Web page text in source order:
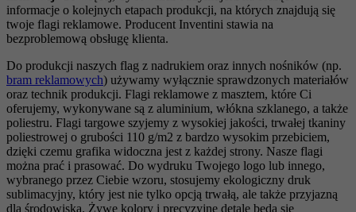
informacje o kolejnych etapach produkcji, na których znajdują się
twoje flagi reklamowe. Producent Inventini stawia na
bezproblemową obsługę klienta.
Do produkcji naszych flag z nadrukiem oraz innych nośników (np.
bram reklamowych) używamy wyłącznie sprawdzonych materiałów
oraz technik produkcji. Flagi reklamowe z masztem, które Ci
oferujemy, wykonywane są z aluminium, włókna szklanego, a także
poliestru. Flagi targowe szyjemy z wysokiej jakości, trwałej tkaniny
poliestrowej o grubości 110 g/m2 z bardzo wysokim przebiciem,
dzięki czemu grafika widoczna jest z każdej strony. Nasze flagi
można prać i prasować. Do wydruku Twojego logo lub innego,
wybranego przez Ciebie wzoru, stosujemy ekologiczny druk
sublimacyjny, który jest nie tylko opcją trwałą, ale także przyjazną
dla środowiska. Żywe kolory i precyzyjne detale będą się